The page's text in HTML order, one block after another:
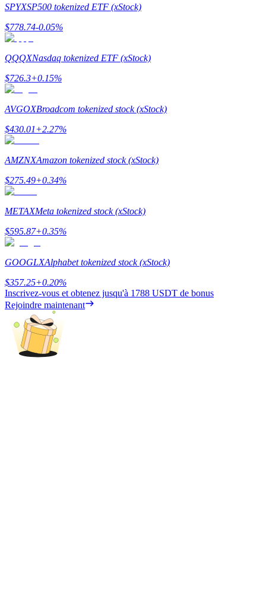
Jusqu'à 65 % de commissions !
Parrainage
Invitez un ami pour recevoir des récompenses en espèces
BTC Welcome Rewards
BTC Welcome Rewards
Deposit & Trade BTC to Share 25000 USDT prize pool!
SPYXSP500 tokenized ETF (xStock)
$778.74-0.05%
QQQXNasdaq tokenized ETF (xStock)
$726.3+0.15%
AVGOXBroadcom tokenized stock (xStock)
$430.01+2.27%
AMZNXAmazon tokenized stock (xStock)
$275.49+0.34%
METAXMeta tokenized stock (xStock)
$595.87+0.35%
GOOGLXAlphabet tokenized stock (xStock)
$357.25+0.20%
Inscrivez-vous et obtenez jusqu'à 1788 USDT de bonus
Rejoindre maintenant